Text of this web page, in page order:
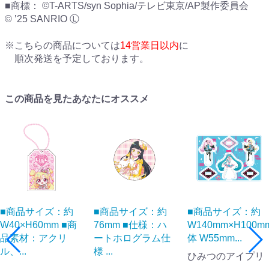
■商標： ©T-ARTS/syn Sophia/テレビ東京/AP製作委員会
© ‛25 SANRIO Ⓛ
※こちらの商品については14営業日以内に
順次発送を予定しております。
この商品を見たあなたにオススメ
■商品サイズ：約
W40×H60mm ■商
品素材：アクリ
ル、...
■商品サイズ：約
76mm ■仕様：ハ
ートホログラム仕
様 ...
■商品サイズ：約
体 W55mm...
ひみつのアイプリ